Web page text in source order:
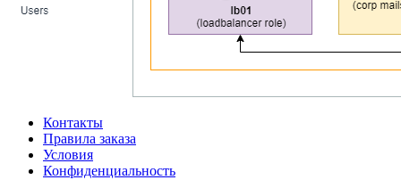
Контакты
Правила заказа
Условия
Конфиденциальность